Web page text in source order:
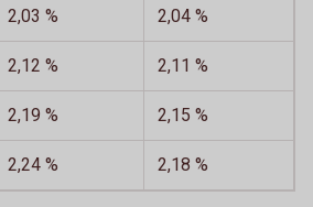
2,03 % 2,04 %
2,12 % 2,11 %
2,19 % 2,15 %
2,24 % 2,18 %